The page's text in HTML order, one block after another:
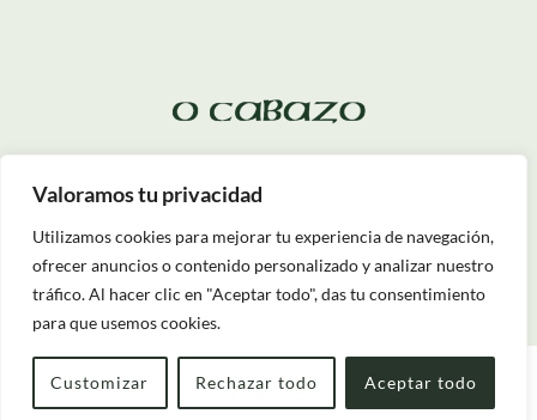
Valoramos tu privacidad
Utilizamos cookies para mejorar tu experiencia de navegación,
ofrecer anuncios o contenido personalizado y analizar nuestro
tráfico. Al hacer clic en "Aceptar todo", das tu consentimiento
para que usemos cookies.
Customizar Rechazar todo Aceptar todo
Entrada — Salida 2
Aviso legal
Subvenciones